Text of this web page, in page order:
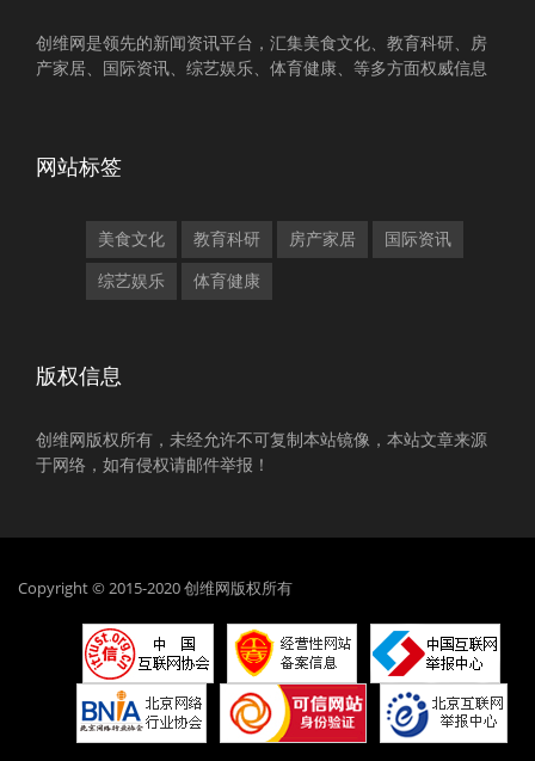
创维网是领先的新闻资讯平台，汇集美食文化、教育科研、房
产家居、国际资讯、综艺娱乐、体育健康、等多方面权威信息
网站标签
美食文化 教育科研 房产家居 国际资讯
综艺娱乐 体育健康
版权信息
创维网版权所有，未经允许不可复制本站镜像，本站文章来源
于网络，如有侵权请邮件举报！
Copyright © 2015-2020 创维网版权所有